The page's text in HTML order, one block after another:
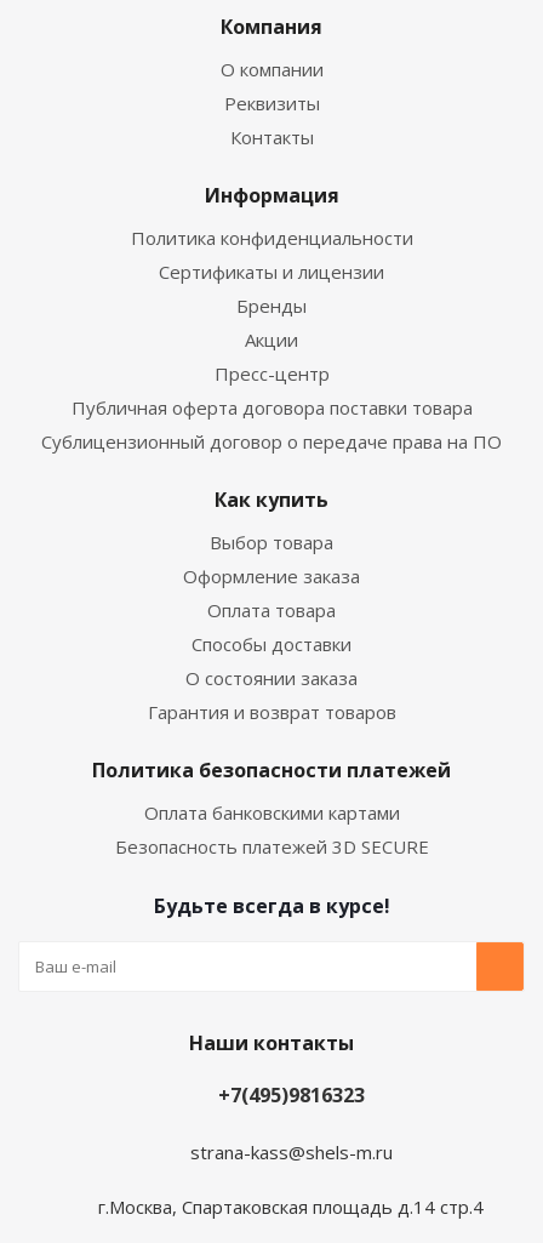
Компания
О компании
Реквизиты
Контакты
Информация
Политика конфиденциальности
Сертификаты и лицензии
Бренды
Акции
Пресс-центр
Публичная оферта договора поставки товара
Сублицензионный договор о передаче права на ПО
Как купить
Выбор товара
Оформление заказа
Оплата товара
Способы доставки
О состоянии заказа
Гарантия и возврат товаров
Политика безопасности платежей
Оплата банковскими картами
Безопасность платежей 3D SECURE
Будьте всегда в курсе!
Наши контакты
+7(495)9816323
strana-kass@shels-m.ru
г.Москва, Спартаковская площадь д.14 стр.4